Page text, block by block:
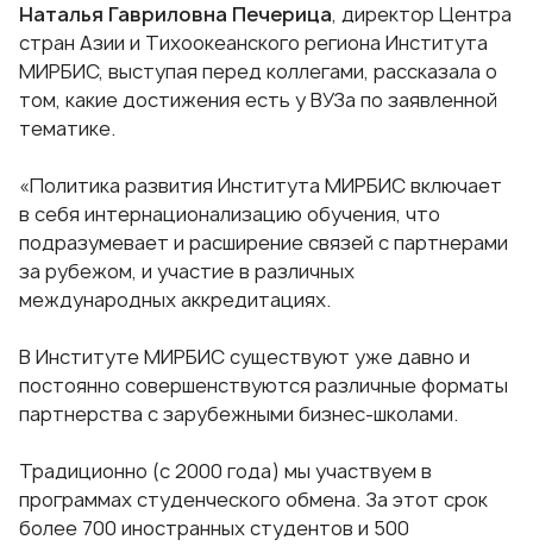
Наталья Гавриловна Печерица, директор Центра
стран Азии и Тихоокеанского региона Института
МИРБИС, выступая перед коллегами, рассказала о
том, какие достижения есть у ВУЗа по заявленной
тематике.
«Политика развития Института МИРБИС включает
в себя интернационализацию обучения, что
подразумевает и расширение связей с партнерами
за рубежом, и участие в различных
международных аккредитациях.
В Институте МИРБИС существуют уже давно и
постоянно совершенствуются различные форматы
партнерства с зарубежными бизнес-школами.
Традиционно (с 2000 года) мы участвуем в
программах студенческого обмена. За этот срок
более 700 иностранных студентов и 500